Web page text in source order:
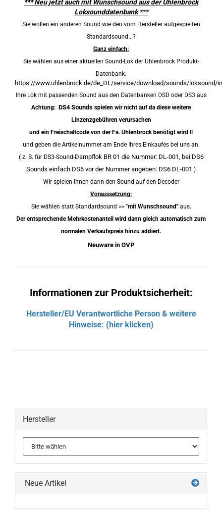
*** Neu jetzt auch mit Wunschsound aus der Uhlenbrock
Loksounddatenbank ***
Sie wollen ein anderen Sound wie den vom Hersteller aufgespielten
Standardsound...?
Ganz einfach:
Sie wählen aus einer aktuellen Sound-Lok der Uhlenbrock Produkt-
Datenbank:
https://www.uhlenbrock.de/de_DE/service/download/sounds/loksound/
Ihre Lok mit passenden Sound aus den Datenbanken DSD oder DS3 aus
Achtung: DS4 Sounds spielen wir nicht auf da diese weitere
Linzenzgebühren verursachen
und ein Freischaltcode von der Fa. Uhlenbrock benötigt wird !!
und geben die Artikelnummer am Ende Ihres Einkaufes bei uns an.
( z. B. für DS3-Sound-Dampflok BR 01 die Nummer: DL-001, bei DS6
Sounds einfach DS6 vor der Nummer angeben: DS6 DL-001 )
Wir spielen Ihnen dann den Sound auf den Decoder
Voraussetzung:
Sie wählen statt Standardsound >> "mit Wunschsound"aus.
Der entsprechende Mehrkostenanteil wird dann gleich automatisch zum
normalen Verkaufspreis hinzu addiert.
Neuware in OVP
Informationen zur Produktsicherheit:
Hersteller/EU Verantwortliche Person & weitere
Hinweise: (hier klicken)
Hersteller
Neue Artikel